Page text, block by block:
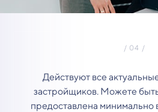
Действуют все
застройщиков. Можете
предоставлена минимально